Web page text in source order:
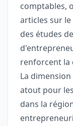
comptables,
articles sur
des études
renforcent la
La
atout pour
dans la